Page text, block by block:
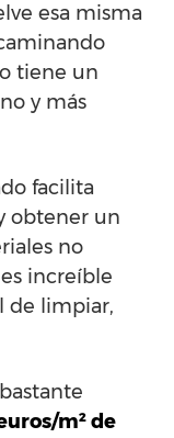
esa misma
tiene un
y más
facilita
obtener un
no
increíble
de limpiar,
m² de